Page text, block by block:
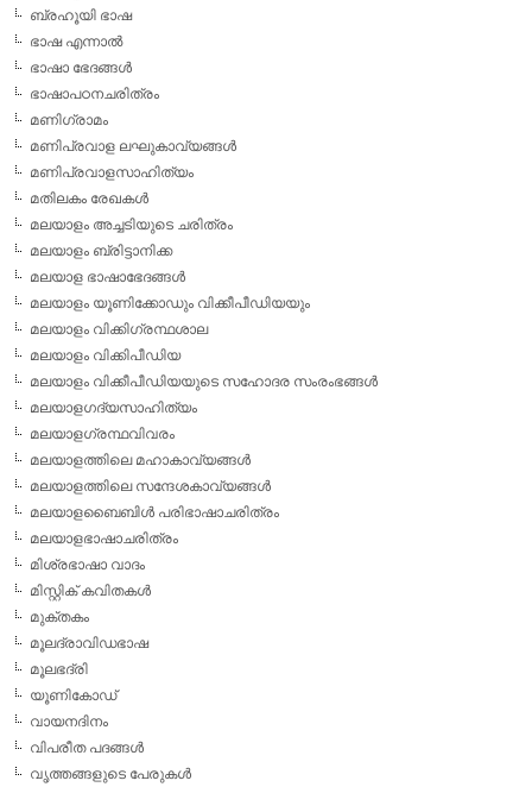
ബ്രഹൂയി ഭാഷ
ഭാഷ എന്നാല്‍
ഭാഷാ ഭേദങ്ങള്‍
ഭാഷാപഠനചരിത്രം
മണിഗ്രാമം
മണിപ്രവാള ലഘുകാവ്യങ്ങള്‍
മണിപ്രവാളസാഹിത്യം
മതിലകം രേഖകള്‍
മലയാളം അച്ചടിയുടെ ചരിത്രം
മലയാളം ബ്രിട്ടാനിക്ക
മലയാള ഭാഷാഭേദങ്ങള്‍
മലയാളം യൂണിക്കോഡും വിക്കീപീഡിയയും
മലയാളം വിക്കിഗ്രന്ഥശാല
മലയാളം വിക്കിപീഡിയ
മലയാളം വിക്കീപീഡിയയുടെ സഹോദര സംരംഭങ്ങള്‍
മലയാളഗദ്യസാഹിത്യം
മലയാളഗ്രന്ഥവിവരം
മലയാളത്തിലെ മഹാകാവ്യങ്ങള്‍
മലയാളത്തിലെ സന്ദേശകാവ്യങ്ങള്‍
മലയാളബൈബിള്‍ പരിഭാഷാചരിത്രം
മലയാളഭാഷാചരിത്രം
മിശ്രഭാഷാ വാദം
മിസ്റ്റിക് കവിതകള്‍
മുക്തകം
മൂലദ്രാവിഡഭാഷ
മൂലഭദ്രി
യൂണികോഡ്
വായനദിനം
വിപരീത പദങ്ങള്‍
വൃത്തങ്ങളുടെ പേരുകള്‍